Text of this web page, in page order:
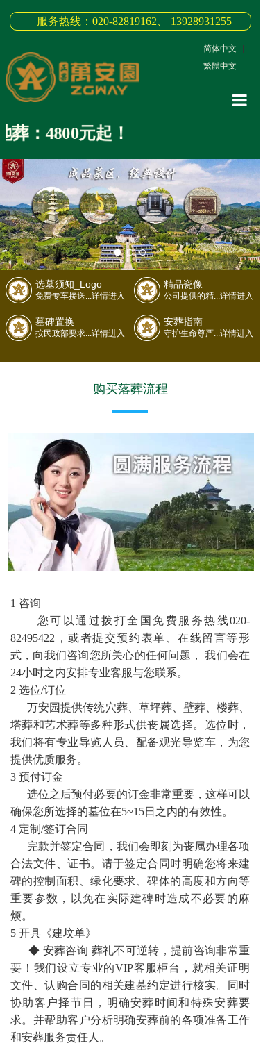
3D
新闻
墓
缅怀
联系
服务热线：020-82819162、 13928931255
简体中文
繁體中文
：4800元起！
选墓须知_Logo
免费专车接送...详情进入
精品瓷像
公司提供的精...详情进入
墓碑置换
按民政部要求...详情进入
安葬指南
守护生命尊严...详情进入
购买落葬流程
1 咨询
您可以通过拨打全国免费服务热线020-
82495422，或者提交预约表单、在线留言等形
式，向我们咨询您所关心的任何问题， 我们会在
24小时之内安排专业客服与您联系。
2 选位/订位
万安园提供传统穴葬、草坪葬、壁葬、楼葬、
塔葬和艺术葬等多种形式供丧属选择。选位时，
我们将有专业导览人员、配备观光导览车，为您
提供优质服务。
3 预付订金
选位之后预付必要的订金非常重要，这样可以
确保您所选择的墓位在5~15日之内的有效性。
4 定制/签订合同
完款并签定合同，我们会即刻为丧属办理各项
合法文件、证书。请于签定合同时明确您将来建
碑的控制面积、绿化要求、碑体的高度和方向等
重要参数，以免在实际建碑时造成不必要的麻
烦。
5 开具《建坟单》
◆ 安葬咨询 葬礼不可逆转，提前咨询非常重
要！我们设立专业的VIP客服柜台，就相关证明
文件、认购合同的相关建墓约定进行核实。同时
协助客户择节日，明确安葬时间和特殊安葬要
求。并帮助客户分析明确安葬前的各项准备工作
和安葬服务责任人。